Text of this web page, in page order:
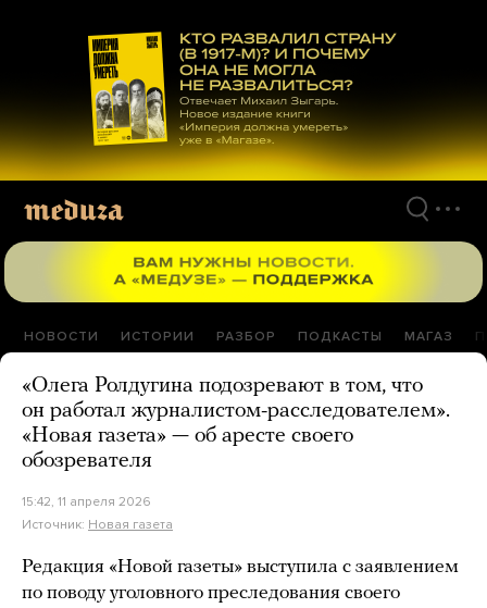
материалам
НОВОСТИ ИСТОРИИ РАЗБОР ПОДКАСТЫ МАГАЗ
«Олега Ролдугина подозревают в том, что
он работал журналистом-расследователем».
«Новая газета» — об аресте своего
обозревателя
15:42, 11 апреля 2026
Источник: Новая газета
Редакция «Новой газеты» выступила с заявлением
по поводу уголовного преследования своего